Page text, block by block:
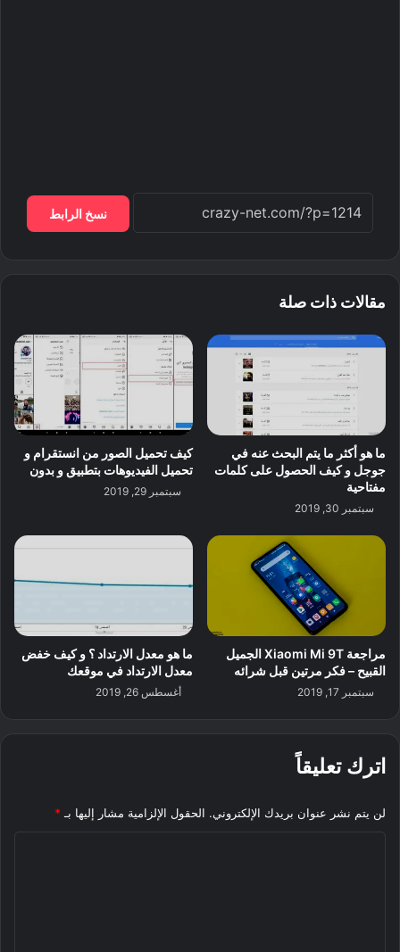
نسخ الرابط
مقالات ذات صلة
ما هو أكثر ما يتم البحث عنه في
جوجل و كيف الحصول على كلمات
مفتاحية
سبتمبر 30, 2019
كيف تحميل الصور من انستقرام و
تحميل الفيديوهات بتطبيق و بدون
سبتمبر 29, 2019
مراجعة Xiaomi Mi 9T الجميل
القبيح – فكر مرتين قبل شرائه
سبتمبر 17, 2019
ما هو معدل الارتداد ؟ و كيف خفض
معدل الارتداد في موقعك
أغسطس 26, 2019
اترك تعليقاً
لن يتم نشر عنوان بريدك الإلكتروني. الحقول الإلزامية مشار إليها بـ *